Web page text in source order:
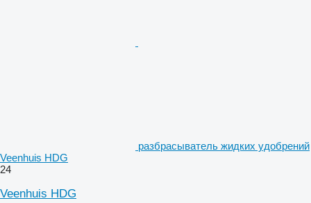
разбрасыватель жидких удобрений
Veenhuis HDG
24
Veenhuis HDG